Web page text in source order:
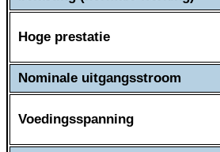
Hoge prestatie
Nominale uitgangsstroom
Voedingsspanning